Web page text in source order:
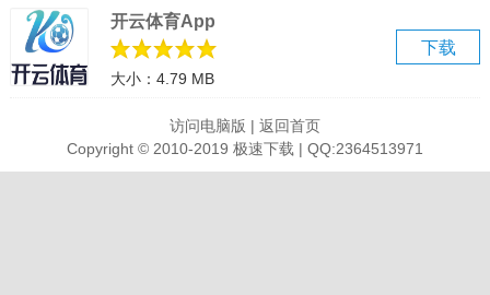
卡顿闪退 vt开启教程
模拟器导出视频apk文件
模拟器操作录制教程
网络异常修改DNS
三国战争电脑版介绍
三国战争，一般又称三国战争策略手游。三国策略卡牌对战手游。
下载
开云体育App
大小：4.79 MB
访问电脑版 | 返回首页
Copyright © 2010-2019 极速下载 | QQ:2364513971